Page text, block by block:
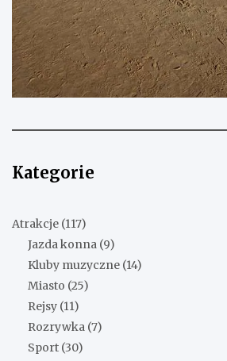
Kategorie
Atrakcje (117)
Jazda konna (9)
Kluby muzyczne (14)
Miasto (25)
Rejsy (11)
Rozrywka (7)
Sport (30)